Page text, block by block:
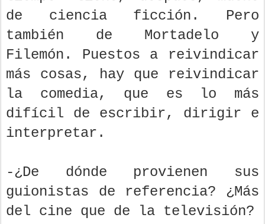
de ciencia ficción. Pero
también de Mortadelo y
Filemón. Puestos a reivindicar
más cosas, hay que reivindicar
la comedia, que es lo más
difícil de escribir, dirigir e
interpretar.
-¿De dónde provienen sus
guionistas de referencia? ¿Más
del cine que de la televisión?